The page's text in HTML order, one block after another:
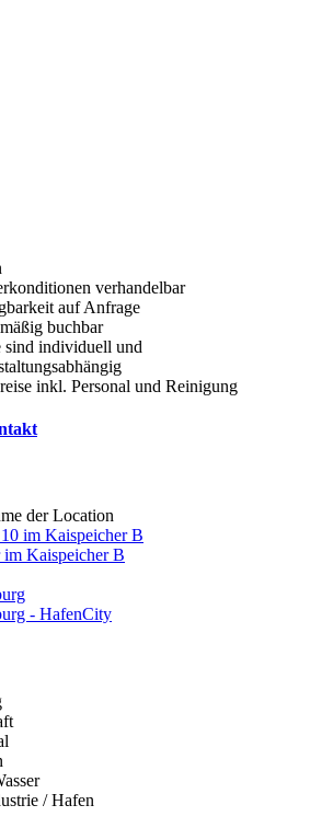
verhandelbar
auf Anfrage
buchbar
sind individuell und
inkl. Personal und Reinigung
der Location
im Kaispeicher B
im Kaispeicher B
- HafenCity
/ Hafen